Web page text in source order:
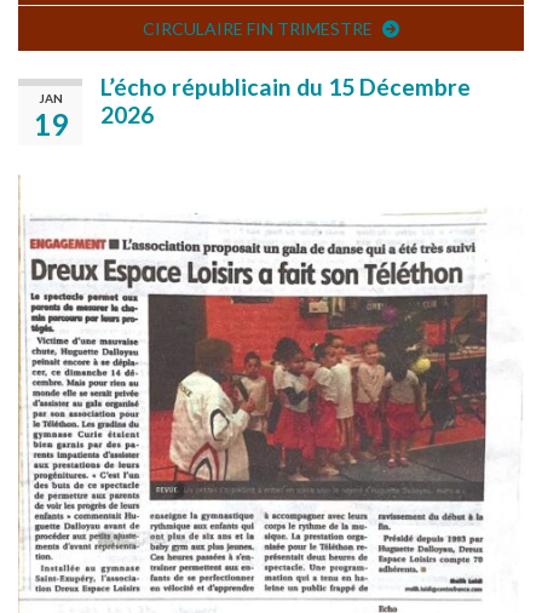
CIRCULAIRE FIN TRIMESTRE
JAN
19
L’écho républicain du 15 Décembre
2026